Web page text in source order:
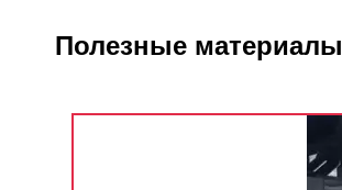
Полезные материалы